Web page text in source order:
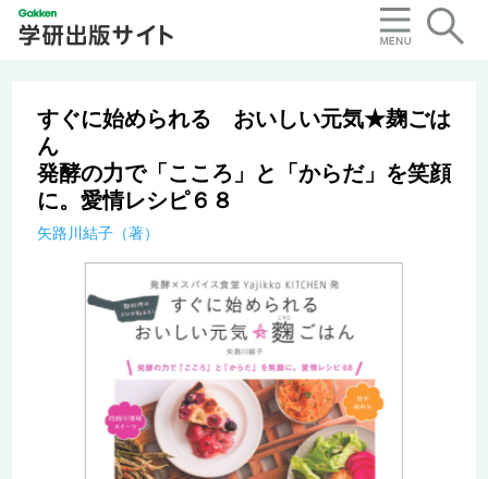
すぐに始められる おいしい元気★麹ごは
ん
発酵の力で「こころ」と「からだ」を笑顔
に。愛情レシピ６８
矢路川結子（著）